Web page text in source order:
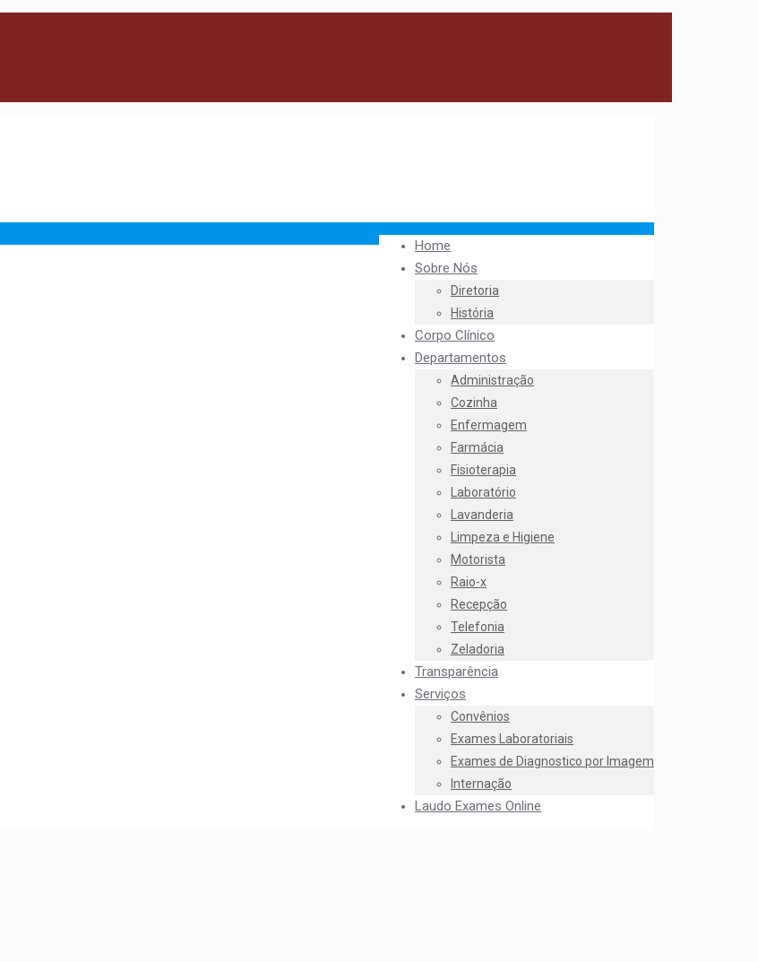
Home
Sobre Nós
Diretoria
História
Corpo Clínico
Departamentos
Administração
Cozinha
Enfermagem
Farmácia
Fisioterapia
Laboratório
Lavanderia
Limpeza e Higiene
Motorista
Raio-x
Recepção
Telefonia
Zeladoria
Transparência
Serviços
Convênios
Exames Laboratoriais
Exames de Diagnostico por Imagem
Internação
Laudo Exames Online